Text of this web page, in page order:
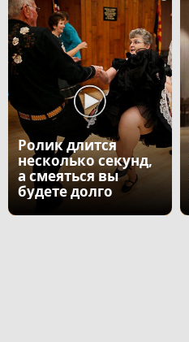
Ролик длится
несколько секунд,
а смеяться вы
будете долго